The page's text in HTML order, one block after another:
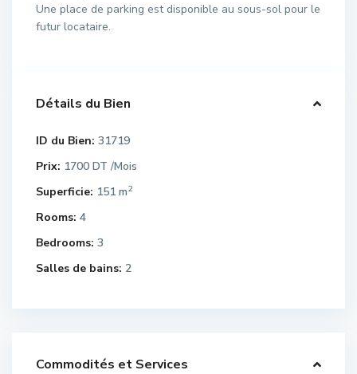
Une place de parking est disponible au sous-sol pour le
futur locataire.
Détails du Bien
ID du Bien: 31719
Prix: 1700 DT /Mois
Superficie: 151 m2
Rooms: 4
Bedrooms: 3
Salles de bains: 2
Commodités et Services